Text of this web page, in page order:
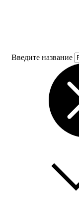
Введите название